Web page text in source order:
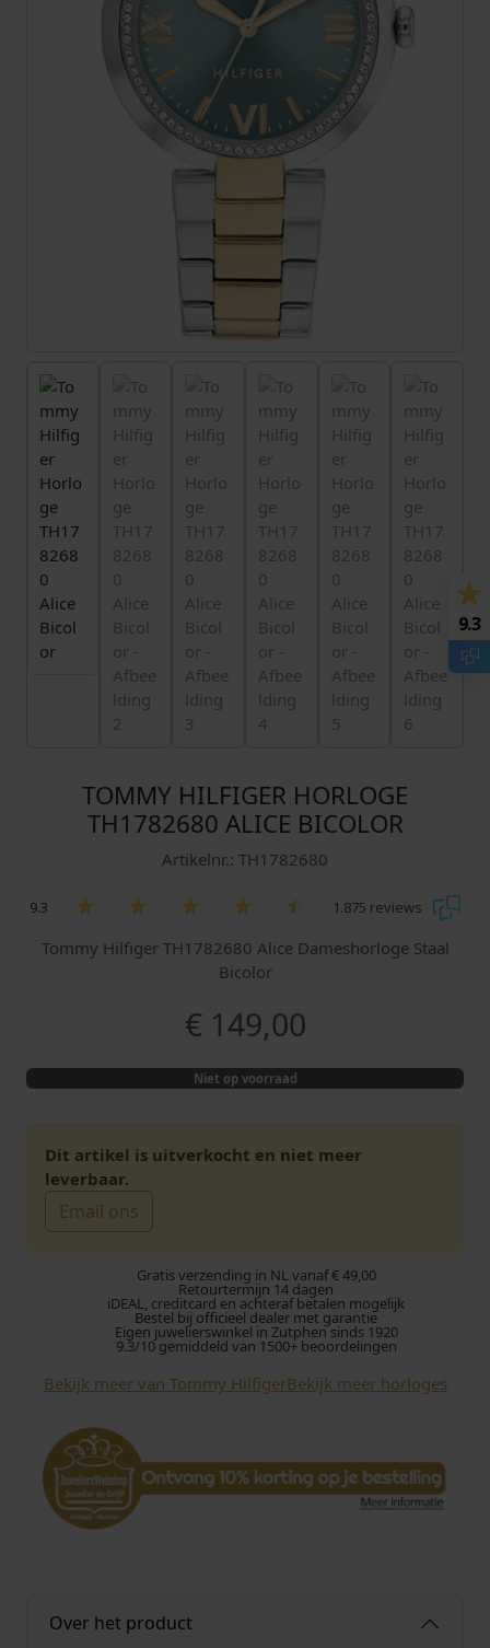
TOMMY HILFIGER HORLOGE
TH1782680 ALICE BICOLOR
Artikelnr.: TH1782680
9.3 1.875 reviews
Tommy Hilfiger TH1782680 Alice Dameshorloge Staal
Bicolor
€149,00
Niet op voorraad
Dit artikel is uitverkocht en niet meer
leverbaar.
Email ons
Gratis verzending in NL vanaf € 49,00
Retourtermijn 14 dagen
iDEAL, creditcard en achteraf betalen mogelijk
Bestel bij officieel dealer met garantie
Eigen juwelierswinkel in Zutphen sinds 1920
9.3/10 gemiddeld van 1500+ beoordelingen
Bekijk meer van Tommy HilfigerBekijk meer horloges
Over het product
9.3